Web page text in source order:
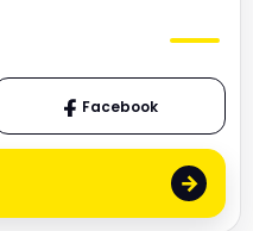
Facebook
→